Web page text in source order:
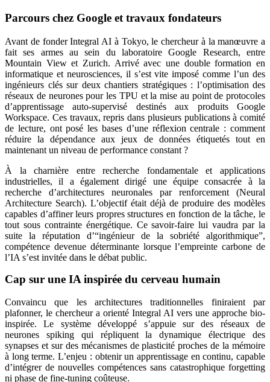
Parcours chez Google et travaux fondateurs
Avant de fonder Integral AI à Tokyo, le chercheur à la manœuvre a
fait ses armes au sein du laboratoire Google Research, entre
Mountain View et Zurich. Arrivé avec une double formation en
informatique et neurosciences, il s’est vite imposé comme l’un des
ingénieurs clés sur deux chantiers stratégiques : l’optimisation des
réseaux de neurones pour les TPU et la mise au point de protocoles
d’apprentissage auto-supervisé destinés aux produits Google
Workspace. Ces travaux, repris dans plusieurs publications à comité
de lecture, ont posé les bases d’une réflexion centrale : comment
réduire la dépendance aux jeux de données étiquetés tout en
maintenant un niveau de performance constant ?
À la charnière entre recherche fondamentale et applications
industrielles, il a également dirigé une équipe consacrée à la
recherche d’architectures neuronales par renforcement (Neural
Architecture Search). L’objectif était déjà de produire des modèles
capables d’affiner leurs propres structures en fonction de la tâche, le
tout sous contrainte énergétique. Ce savoir-faire lui vaudra par la
suite la réputation d’“ingénieur de la sobriété algorithmique”,
compétence devenue déterminante lorsque l’empreinte carbone de
l’IA s’est invitée dans le débat public.
Cap sur une IA inspirée du cerveau humain
Convaincu que les architectures traditionnelles finiraient par
plafonner, le chercheur a orienté Integral AI vers une approche bio-
inspirée. Le système développé s’appuie sur des réseaux de
neurones spiking qui répliquent la dynamique électrique des
synapses et sur des mécanismes de plasticité proches de la mémoire
à long terme. L’enjeu : obtenir un apprentissage en continu, capable
d’intégrer de nouvelles compétences sans catastrophique forgetting
ni phase de fine-tuning coûteuse.